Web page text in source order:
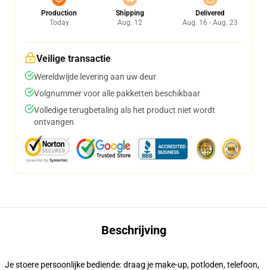
Production
Today
Shipping
Aug. 12
Delivered
Aug. 16 - Aug. 23
Veilige transactie
Wereldwijde levering aan uw deur
Volgnummer voor alle pakketten beschikbaar
Volledige terugbetaling als het product niet wordt
ontvangen
Beschrijving
Je stoere persoonlijke bediende: draag je make-up, potloden, telefoon,